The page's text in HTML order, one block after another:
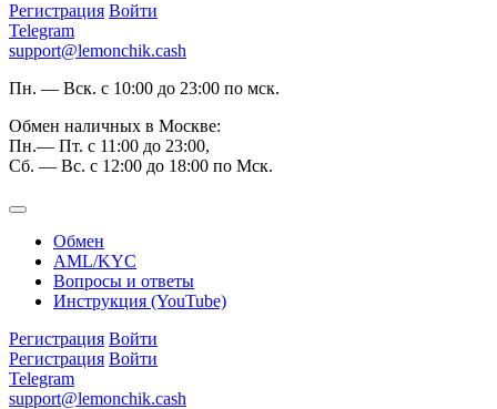
Регистрация Войти
Telegram
support@lemonchik.cash
Пн. — Вск. с 10:00 до 23:00 по мск.
Обмен наличных в Москве:
Пн.— Пт. с 11:00 до 23:00,
Сб. — Вс. с 12:00 до 18:00 по Мск.
Обмен
AML/KYC
Вопросы и ответы
Инструкция (YouTube)
Регистрация Войти
Регистрация Войти
Telegram
support@lemonchik.cash